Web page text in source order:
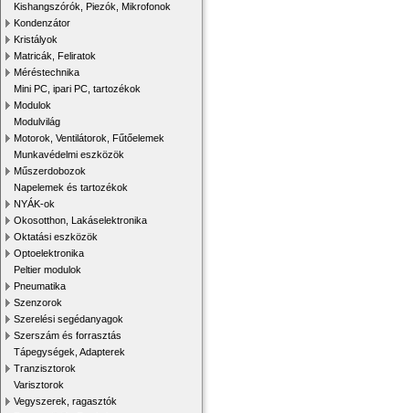
Kishangszórók, Piezók, Mikrofonok
Kondenzátor
Kristályok
Matricák, Feliratok
Méréstechnika
Mini PC, ipari PC, tartozékok
Modulok
Modulvilág
Motorok, Ventilátorok, Fűtőelemek
Munkavédelmi eszközök
Műszerdobozok
Napelemek és tartozékok
NYÁK-ok
Okosotthon, Lakáselektronika
Oktatási eszközök
Optoelektronika
Peltier modulok
Pneumatika
Szenzorok
Szerelési segédanyagok
Szerszám és forrasztás
Tápegységek, Adapterek
Tranzisztorok
Varisztorok
Vegyszerek, ragasztók